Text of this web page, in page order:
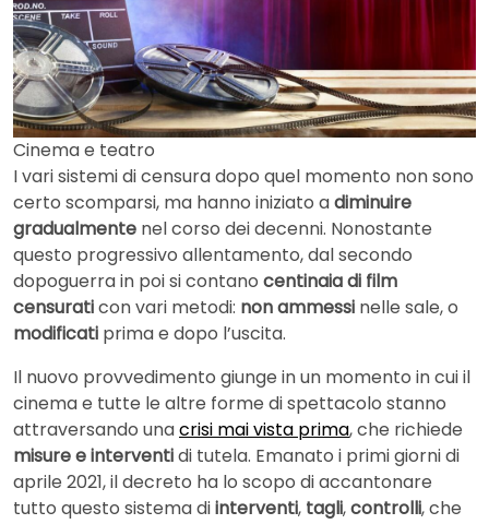
Cinema e teatro
I vari sistemi di censura dopo quel momento non sono
certo scomparsi, ma hanno iniziato adiminuire
gradualmente nel corso dei decenni. Nonostante
questo progressivo allentamento, dal secondo
dopoguerra in poi si contano centinaia di film
censuraticon vari metodi: non ammessi nelle sale, o
modificati prima e dopo l’uscita.
Il nuovo provvedimento giunge in un momento in cui il
cinema e tutte le altre forme di spettacolo stanno
attraversando unacrisi mai vista prima, che richiede
misure e interventidi tutela. Emanato i primi giorni di
aprile 2021, il decreto ha lo scopo di accantonare
tutto questo sistema diinterventi, tagli,controlli, che